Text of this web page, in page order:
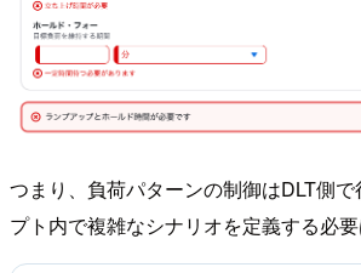
つまり、負荷パターンの制御はDLT側
プト内で複雑なシナリオを定義する必要